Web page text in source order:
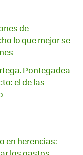
de
lo que mejor se
Pontegadea
el de las
en herencias: